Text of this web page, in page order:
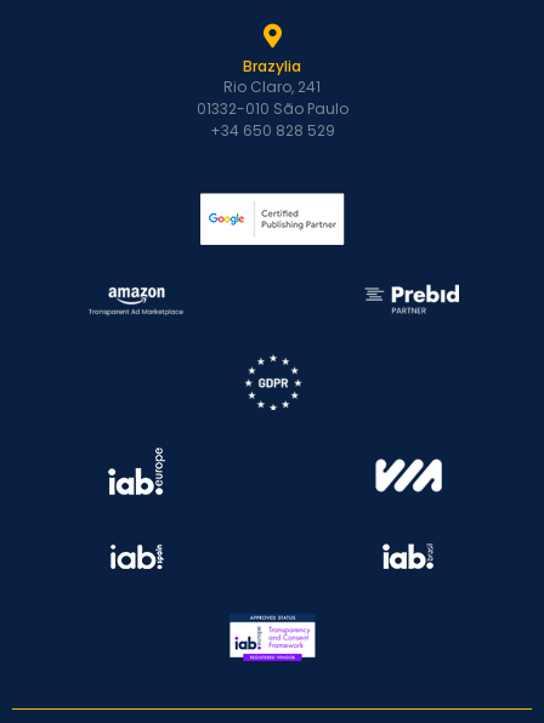
Brazylia
Rio Claro, 241
01332-010 São Paulo
+34 650 828 529